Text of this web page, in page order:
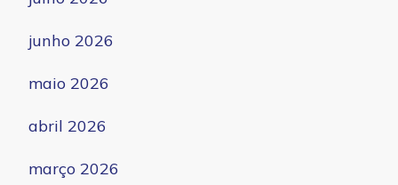
junho 2026
maio 2026
abril 2026
março 2026